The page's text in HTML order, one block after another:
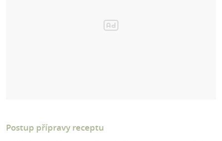
Postup přípravy receptu